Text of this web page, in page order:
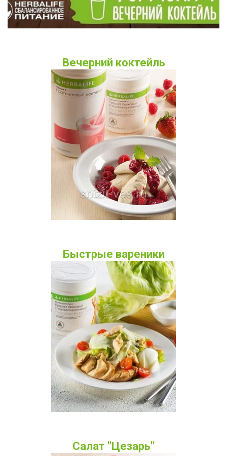
Вечерний коктейль
Быстрые вареники
Салат "Цезарь"